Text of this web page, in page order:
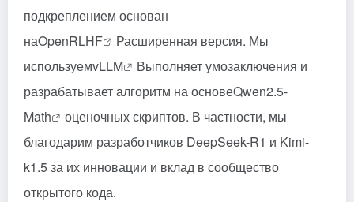
подкреплением основан
наOpenRLHF
Расширенная версия. Мы
используемvLLM
Выполняет умозаключения и
разрабатывает алгоритм на основеQwen2.5-
Math
оценочных скриптов. В частности, мы
благодарим разработчиков DeepSeek-R1 и Kimi-
k1.5 за их инновации и вклад в сообщество
открытого кода.